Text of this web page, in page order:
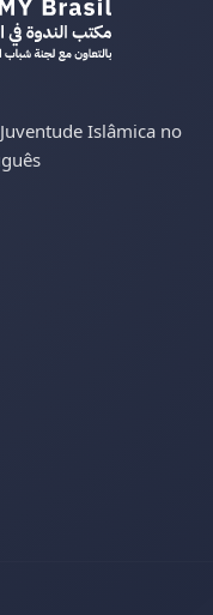
Islâmica no